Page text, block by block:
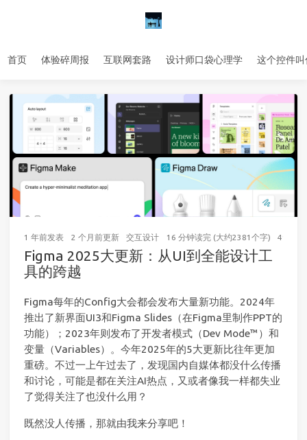
首页 体验碎周报 互联网套路 设计师口袋心理学 这个控件叫
1 年前发表 2 个月前更新 交互设计 16 分钟读完 (大约2381个字) 49
Figma 2025大更新：从UI到全能设计工
具的跨越
Figma每年的Config大会都会发布大量新功能。2024年
推出了新界面UI3和Figma Slides（在Figma里制作PPT的
功能）；2023年则发布了开发者模式（Dev Mode™）和
变量（Variables）。今年2025年的5大更新比往年更加
重磅。不过一上午过去了，发现国内自媒体都没什么传播
和讨论，可能是都在关注AI热点，又或者像我一样都失业
了觉得关注了也没什么用？
既然没人传播，那就由我来分享吧！